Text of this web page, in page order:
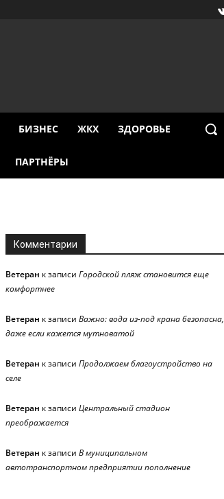
БИЗНЕС ЖКХ ЗДОРОВЬЕ
ПАРТНЁРЫ
Комментарии
Ветеран к записи Городской пляж становится еще
комфортнее
Ветеран к записи Важно: вода из-под крана безопасна,
даже если кажется мутноватой
Ветеран к записи Продолжаем благоустройство на
селе
Ветеран к записи Центральный стадион
преображается
Ветеран к записи В муниципальном
автотранспортном предприятии пополнение